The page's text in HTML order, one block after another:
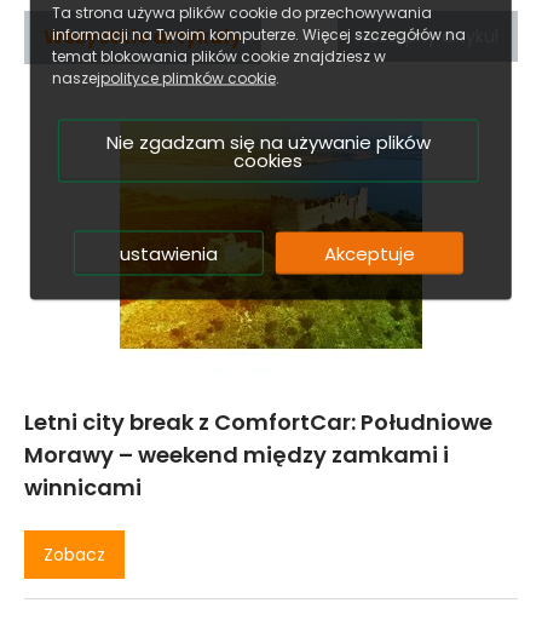
Wszystkie artykuły Następny artykuł
Letni city break z ComfortCar: Południowe
Morawy – weekend między zamkami i
winnicami
Zobacz
Ta strona używa plików cookie do przechowywania
informacji na Twoim komputerze. Więcej szczegółów na
temat blokowania plików cookie znajdziesz w
naszejpolityce plimków cookie.
Nie zgadzam się na używanie plików
cookies
ustawienia Akceptuje